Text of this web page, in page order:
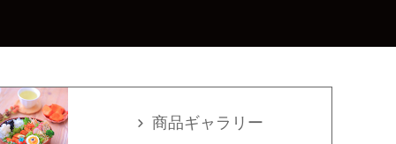
商品ギャラリー